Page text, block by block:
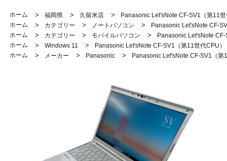
ホーム > 福岡県 > 久留米店 >
Panasonic Let'sNote CF-SV1（第11
ホーム
> カテゴリー > ノートパソコン >
Panasonic Let'sNote CF-
ホーム
> カテゴリー > モバイルパソコン >
Panasonic Let'sNote
ホーム
> Windows 11 >
Panasonic Let'sNote CF-SV1（第11世代CPU）
ホーム
> メーカー > Panasonic > Panasonic Let'sNote CF-SV1（第